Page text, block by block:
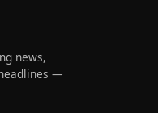
news,
—